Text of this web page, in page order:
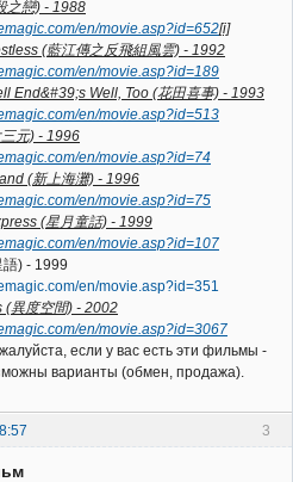
之戀) - 1988
en/movie.asp?id=652[i]
(藍江傳之反飛組風雲) - 1992
en/movie.asp?id=189
End&#39;s Well, Too (花田喜事) - 1993
en/movie.asp?id=513
元) - 1996
en/movie.asp?id=74
(新上海灘) - 1996
en/movie.asp?id=75
(星月童話) - 1999
en/movie.asp?id=107
) - 1999
en/movie.asp?id=351
(異度空間) - 2002
en/movie.asp?id=3067
если у вас есть эти фильмы -
варианты (обмен, продажа).
3